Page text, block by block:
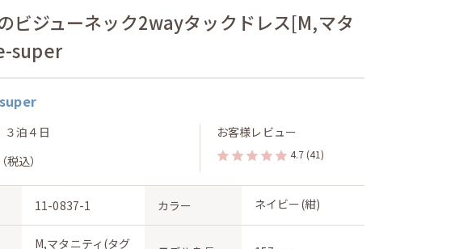
ビジューネック2wayタックドレス[M,マタ
super
３泊４日
（税込）
お客様レビュー
4.7 (41)
11-0837-1 カラー ネイビー(紺)
M,マタニティ(タグ